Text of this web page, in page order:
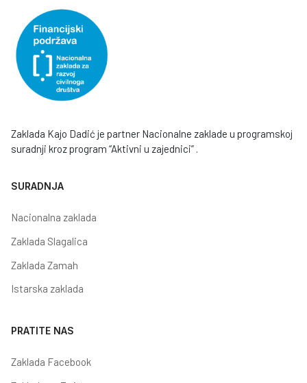
Zaklada Kajo Dadić je partner Nacionalne zaklade u programskoj
suradnji kroz program “Aktivni u zajednici” .
SURADNJA
Nacionalna zaklada
Zaklada Slagalica
Zaklada Zamah
Istarska zaklada
PRATITE NAS
Zaklada Facebook